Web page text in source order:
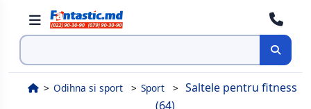
Cauta
Odihna si sport Sport
Saltele pentru fitness
(64)